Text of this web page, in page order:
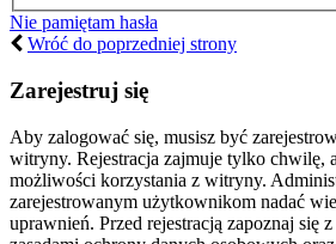
Nie pamiętam hasła
Wróć do poprzedniej strony
Zarejestruj się
Aby zalogować się, musisz być
witryny. Rejestracja zajmuje tylko chwilę,
możliwości korzystania z witryny.
zarejestrowanym użytkownikom nadać
uprawnień. Przed rejestracją zapoznaj się